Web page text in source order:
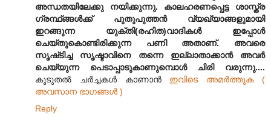
അന്ധതയിലേക്കു നയിക്കുന്നു. കാലഹരണപ്പെട്ട ശാസ്ത്ര
ഗ്രന്ഥ്ങ്ങള്‍ക്ക്‌ പുതുപുത്തന്‍ വ്യഖ്യാങ്ങളുമായി
ഇറങ്ങുന്ന യുക്തി(രഹിത)വാദികള്‍ ഇപ്പോള്‍
ചെയ്തുകൊണ്ടിരിക്കുന്ന പണി അതാണ്‌. അവരെ
സൃഷ്‌ടിച്ച സൃഷ്ടാവിനെ തന്നെ ഇല്ലാതാക്കാന്‍ അവര്‍
ചെയ്യുന്ന പെടാപ്പാടുകാണുമ്പൊള്‍ ചിരി വരുന്നു....
കൂടുതല്‍ ചര്‍ച്ചകള്‍ കാണാന്‍ ഇവിടെ അമര്‍ത്തുക (
അവസാന ഭാഗങ്ങള്‍ )
Reply